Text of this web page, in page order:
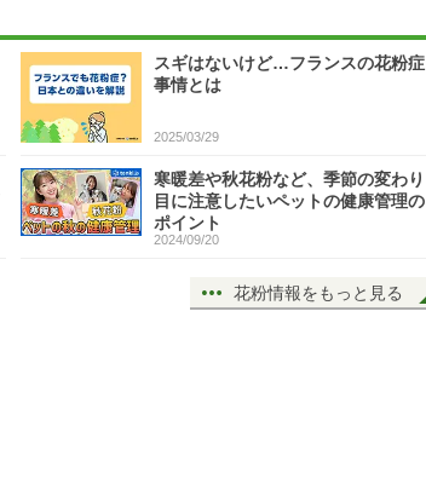
スギはないけど…フランスの花粉症
事情とは
2025/03/29
寒暖差や秋花粉など、季節の変わり
目に注意したいペットの健康管理の
ポイント
2024/09/20
花粉情報をもっと見る